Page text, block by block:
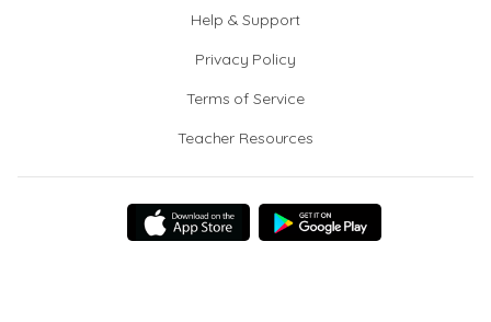
Help & Support
Privacy Policy
Terms of Service
Teacher Resources